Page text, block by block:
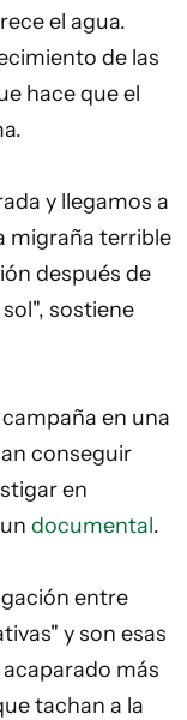
el agua.
de las
hace que el
y llegamos a
migraña terrible
después de
sostiene
en una
conseguir
en
documental.
entre
y son esas
más
tachan a la